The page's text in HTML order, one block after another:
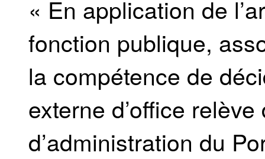
« En application de
fonction publique,
la compétence de
externe d’office
d’administration du